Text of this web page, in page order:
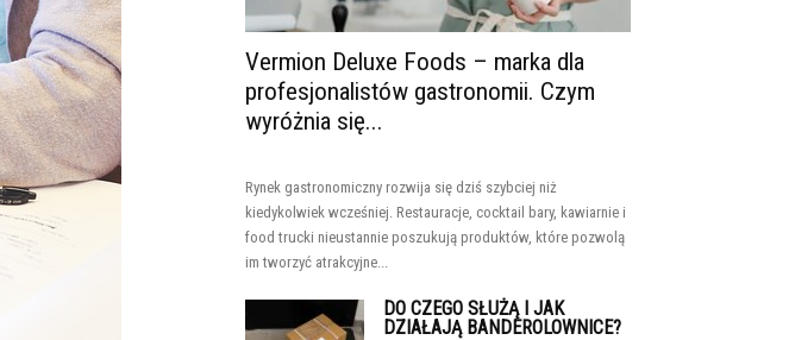
Vermion Deluxe Foods – marka dla
profesjonalistów gastronomii. Czym
wyróżnia się...
Rynek gastronomiczny rozwija się dziś szybciej niż
kiedykolwiek wcześniej. Restauracje, cocktail bary, kawiarnie i
food trucki nieustannie poszukują produktów, które pozwolą
im tworzyć atrakcyjne...
DO CZEGO SŁUŻĄ I JAK
DZIAŁAJĄ BANDEROLOWNICE?